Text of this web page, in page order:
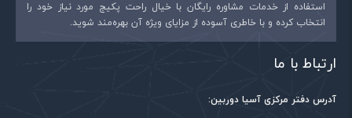
استفاده از خدمات مشاوره رایگان با خیال راحت پکیج مورد نیاز خود را
انتخاب کرده و با خاطری آسوده از مزایای ویژه آن بهره‌مند شوید.
ارتباط با ما
آدرس دفتر مرکزی آسیا دوربین: